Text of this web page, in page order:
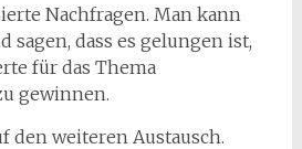
Nachfragen. Man kann
sagen, dass es gelungen ist,
für das Thema
gewinnen.
den weiteren Austausch.